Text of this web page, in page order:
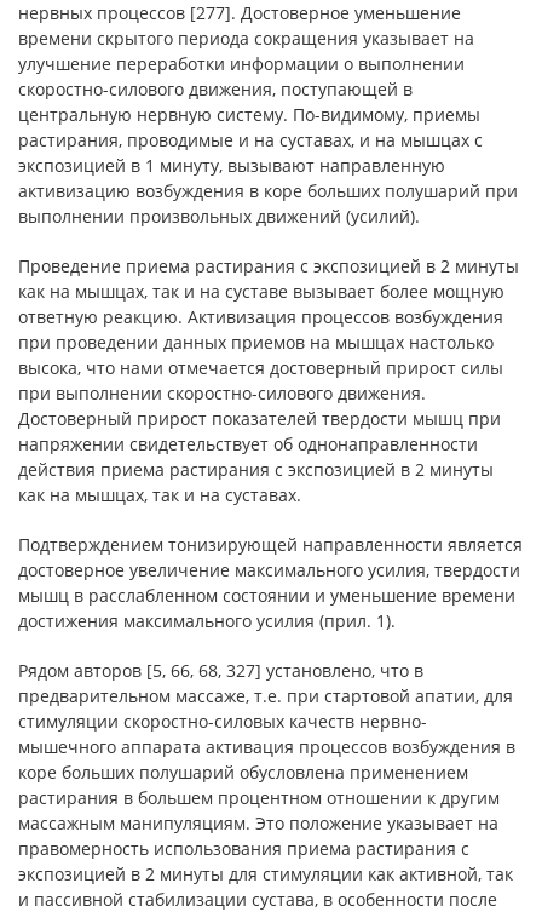
нервных процессов [277]. Достоверное уменьшение
времени скрытого периода сокращения указывает на
улучшение переработки информации о выполнении
скоростно-силового движения, поступающей в
центральную нервную систему. По-видимому, приемы
растирания, проводимые и на суставах, и на мышцах с
экспозицией в 1 минуту, вызывают направленную
активизацию возбуждения в коре больших полушарий при
выполнении произвольных движений (усилий).
Проведение приема растирания с экспозицией в 2 минуты
как на мышцах, так и на суставе вызывает более мощную
ответную реакцию. Активизация процессов возбуждения
при проведении данных приемов на мышцах настолько
высока, что нами отмечается достоверный прирост силы
при выполнении скоростно-силового движения.
Достоверный прирост показателей твердости мышц при
напряжении свидетельствует об однонаправленности
действия приема растирания с экспозицией в 2 минуты
как на мышцах, так и на суставах.
Подтверждением тонизирующей направленности является
достоверное увеличение максимального усилия, твердости
мышц в расслабленном состоянии и уменьшение времени
достижения максимального усилия (прил. 1).
Рядом авторов [5, 66, 68, 327] установлено, что в
предварительном массаже, т.е. при стартовой апатии, для
стимуляции скоростно-силовых качеств нервно-
мышечного аппарата активация процессов возбуждения в
коре больших полушарий обусловлена применением
растирания в большем процентном отношении к другим
массажным манипуляциям. Это положение указывает на
правомерность использования приема растирания с
экспозицией в 2 минуты для стимуляции как активной, так
и пассивной стабилизации сустава, в особенности после